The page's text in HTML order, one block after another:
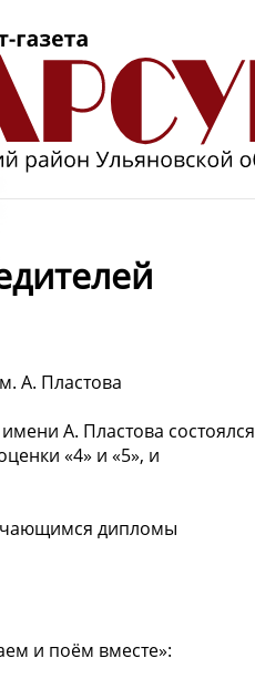
А. Пластова
А. Пластова состоялся
«4» и «5», и
дипломы
и поём вместе»: